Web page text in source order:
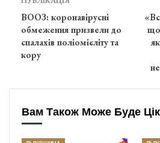
ВООЗ: коронавірусні
обмеження призвели до
спалахів поліомієліту та
кору
Вам Також Може Буде